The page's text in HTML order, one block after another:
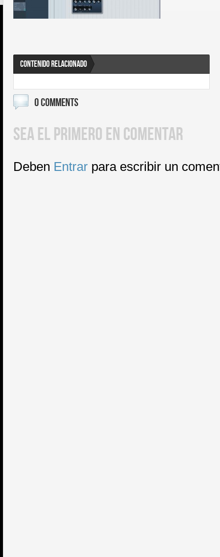
CONTENIDO RELACIONADO
0 COMMENTS
SEA EL PRIMERO EN COMENTAR
Deben Entrar para escribir un